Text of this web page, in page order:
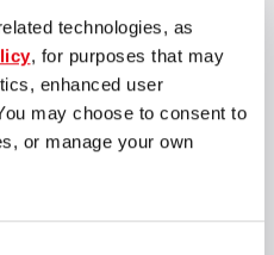
technologies, as
, for purposes that may
enhanced user
may choose to consent to
or manage your own
автомобилей
по легендарной трассе.